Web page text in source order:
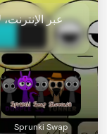
Sprunki Swap